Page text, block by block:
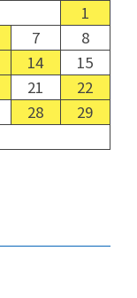
1
7
8
14
15
21
22
28
29